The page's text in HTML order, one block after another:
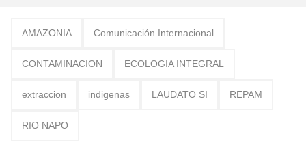
AMAZONIA Comunicación Internacional
CONTAMINACION ECOLOGIA INTEGRAL
extraccion indigenas LAUDATO SI REPAM
RIO NAPO